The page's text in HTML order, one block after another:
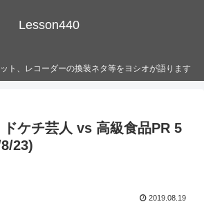
Lesson440
ト、レコーダーの換装ネタ等をヨシオが語ります
ドケチ芸人 vs 高級食品PR 5
23)
2019.08.19